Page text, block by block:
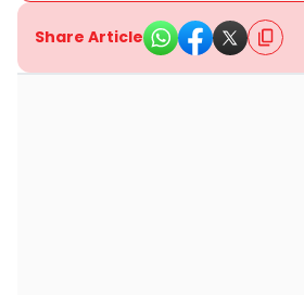
Share Article